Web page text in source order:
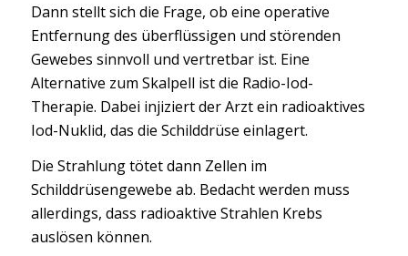
Dann stellt sich die Frage, ob eine operative
Entfernung des überflüssigen und störenden
Gewebes sinnvoll und vertretbar ist. Eine
Alternative zum Skalpell ist die Radio-Iod-
Therapie. Dabei injiziert der Arzt ein radioaktives
Iod-Nuklid, das die Schilddrüse einlagert.
Die Strahlung tötet dann Zellen im
Schilddrüsengewebe ab. Bedacht werden muss
allerdings, dass radioaktive Strahlen Krebs
auslösen können.